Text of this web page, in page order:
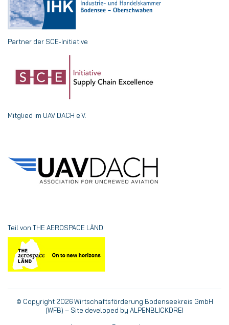
Partner der SCE-Initiative
Mitglied im UAV DACH e.V.
Teil von THE AEROSPACE LÄND
© Copyright 2026 Wirtschaftsförderung Bodenseekreis GmbH
(WFB) – Site developed by ALPENBLICKDREI